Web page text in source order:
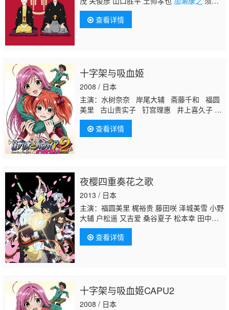
翔 游佐浩二 山寺宏一 林原惠美 小野友树 朝
井彩加 四宫豪 冈本光右 驹田航 野濑育二
查看详情
十字架与吸血姬
2008 / 日本
主演：水树奈奈 岸尾大辅 斋藤千和 福圆
美里 古山贵实子 钉宫理惠 井上喜久子
关智一 千叶纱子 子安武人 矢作纱友里
后藤沙绪里 阿澄佳奈 真堂圭 本多知惠子
皆口裕子 川村万梨阿 国府田麻理子 冰上
兴津和幸 堀江一真 铃木恭辅 酒卷光宏
金光宣明 井上
查看详情
夜樱四重奏花之歌
2013 / 日本
主演：福圆美里 梶裕贵 藤田咲 泽城美雪 小野
大辅 户松遥 又吉爱 桑谷夏子 松本幸 田中理
惠 茅野爱衣 大久保蓝子 关智一
垣彩阳 猪口有佳 水原薰 小野友树
查看详情
十字架与吸血姬CAPU2
2008 / 日本